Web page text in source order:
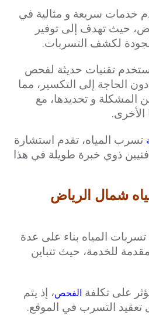
خدمات سريعة و مثالية في
حيث تهدف إلى توفير
لكشف التسربات.
تقنيات حديثة لفحص
الحاجة إلى التكسير، مما
المشكلة و تحديدها، مع
الأخرى.
تسرب المياه، تقدم استشارة
ذوي خبرة طويلة في هذا
شمال الرياض
المياه بناء على عدة
للخدمة، حيث تتباين
على تكلفة الفحص، إذ يتم
تعقيد التسرب في الموقع.